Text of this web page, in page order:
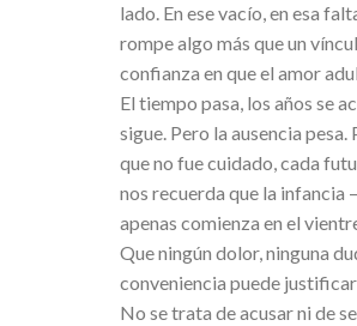
lado. En ese vacío, en esa
rompe algo más que un
confianza en que el amor
El tiempo pasa, los años se
sigue. Pero la ausencia pesa.
que no fue cuidado, cada
nos recuerda que la infancia
apenas comienza en el
Que ningún dolor, ninguna
conveniencia puede
No se trata de acusar ni de